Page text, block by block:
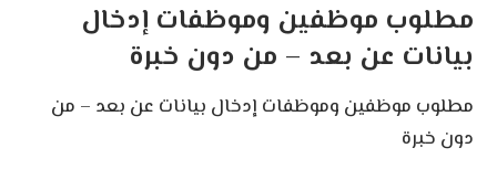
مطلوب موظفين وموظفات إدخال
بيانات عن بعد – من دون خبرة
مطلوب موظفين وموظفات إدخال بيانات عن بعد – من
دون خبرة